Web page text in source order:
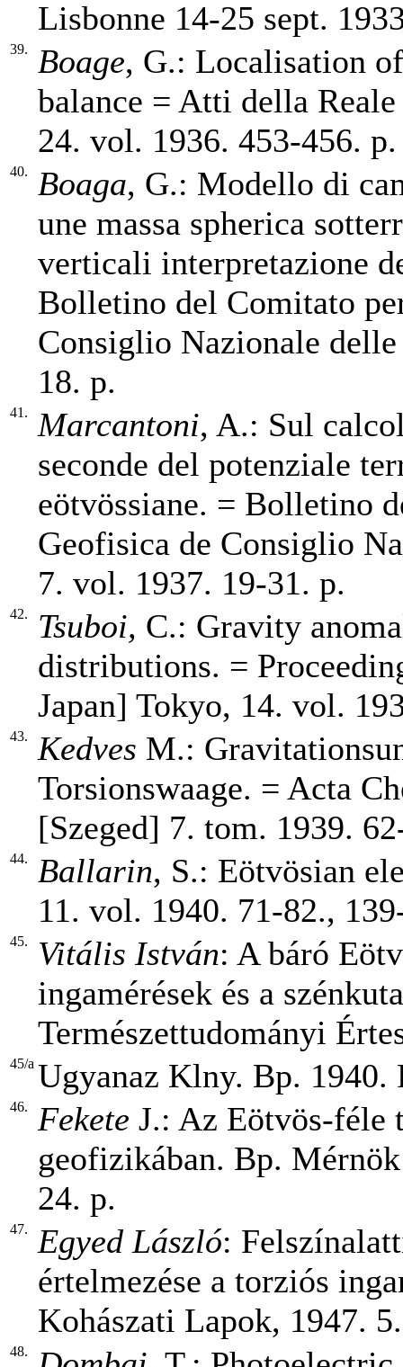
Lisbonne 14-25 sept.
39. Boage, G.: Localisation
balance = Atti della
24. vol. 1936. 453-456. p.
40. Boaga, G.: Modello di
une massa spherica
verticali interpretazione
Bolletino del Comitato
Consiglio Nazionale
18. p.
41. Marcantoni, A.: Sul
seconde del potenziale
eötvössiane. = Bolletino
Geofisica de Consiglio
7. vol. 1937. 19-31. p.
42. Tsuboi, C.: Gravity
distributions. =
Japan] Tokyo, 14. vol.
43. Kedves M.:
Torsionswaage. = Acta
[Szeged] 7. tom. 1939.
44. Ballarin, S.: Eötvösian
11. vol. 1940. 71-82.,
45. Vitális István: A báró
ingamérések és a
Természettudományi
45/a Ugyanaz Klny. Bp. 1940.
46. Fekete J.: Az Eötvös-féle
geofizikában. Bp.
24. p.
47. Egyed László:
értelmezése a torziós
Kohászati Lapok, 1947.
48.